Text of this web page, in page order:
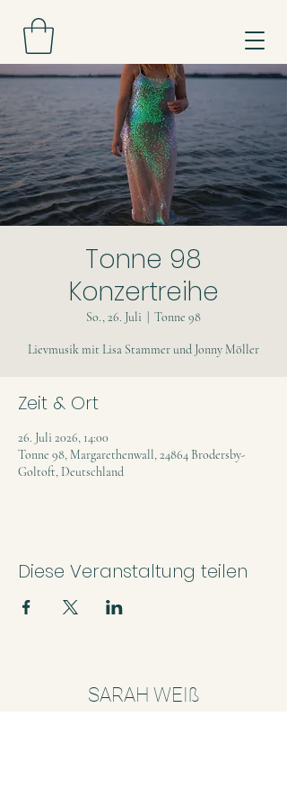
Tonne 98
Konzertreihe
So., 26. Juli Tonne 98
Lievmusik mit Lisa Stammer und Jonny Möller
Zeit & Ort
26. Juli 2026, 14:00
Tonne 98, Margarethenwall, 24864 Brodersby-
Goltoft, Deutschland
Diese Veranstaltung teilen
SARAH WEIß